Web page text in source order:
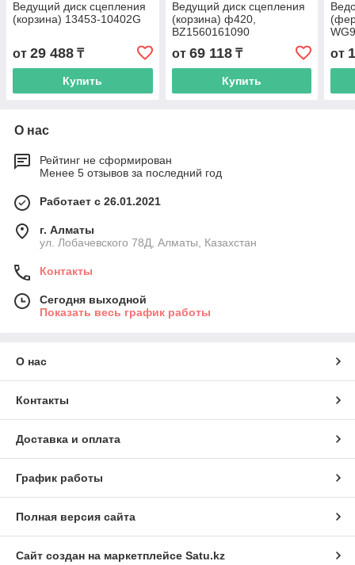
Ведущий диск сцепления
(корзина) 13453-10402G
от 29 488 ₸
Купить
Ведущий диск сцепления
(корзина) ф420,
BZ1560161090
от 69 118₸
Купить
от
О нас
Рейтинг не сформирован
Менее 5 отзывов за последний год
Работает с 26.01.2021
г. Алматы
ул. Лобачевского 78Д, Алматы, Казахстан
Контакты
Сегодня выходной
Показать весь график работы
О нас
Контакты
Доставка и оплата
График работы
Полная версия сайта
Сайт создан на маркетплейсе Satu.kz